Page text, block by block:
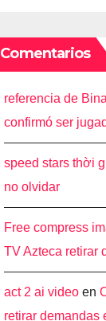
Comentarios
referencia de
confirmó ser
speed stars thời
no olvidar
Free compress
TV Azteca retirar
act 2 ai video en
retirar demandas